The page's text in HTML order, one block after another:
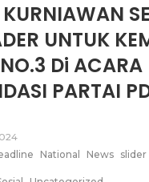
KURNIAWAN
UNTUK
Di ACARA
PARTAI
National News slider